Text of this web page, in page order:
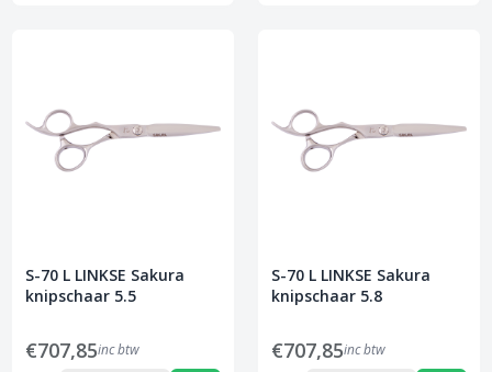
S-70 L LINKSE Sakura
knipschaar 5.5
€707,85inc btw
S-70 L LINKSE Sakura
knipschaar 5.8
€707,85inc btw